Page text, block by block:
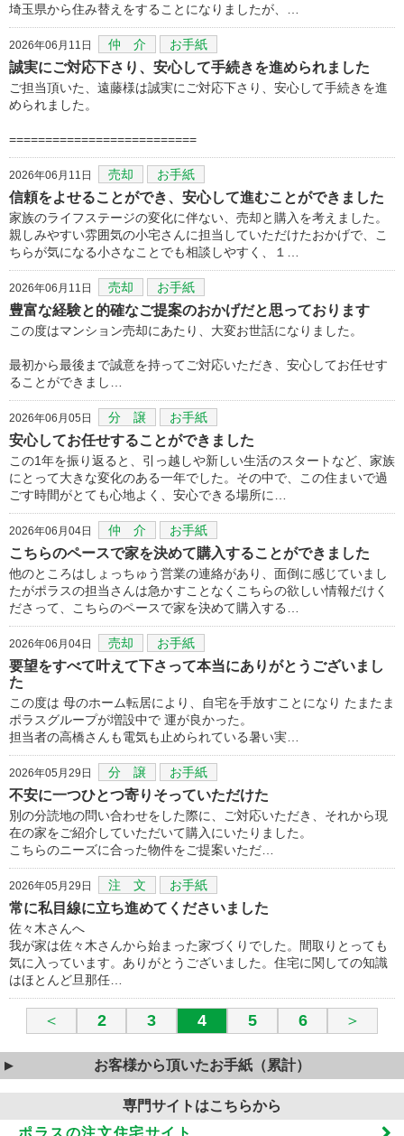
埼玉県から住み替えをすることになりましたが、…
2026年06月11日 仲 介 お手紙
誠実にご対応下さり、安心して手続きを進められました
ご担当頂いた、遠藤様は誠実にご対応下さり、安心して手続きを進
められました。
==========================
2026年06月11日 売却 お手紙
信頼をよせることができ、安心して進むことができました
家族のライフステージの変化に伴ない、売却と購入を考えました。
親しみやすい雰囲気の小宅さんに担当していただけたおかげで、こ
ちらが気になる小さなことでも相談しやすく、１…
2026年06月11日 売却 お手紙
豊富な経験と的確なご提案のおかげだと思っております
この度はマンション売却にあたり、大変お世話になりました。
最初から最後まで誠意を持ってご対応いただき、安心してお任せす
ることができまし…
2026年06月05日 分 譲 お手紙
安心してお任せすることができました
この1年を振り返ると、引っ越しや新しい生活のスタートなど、家族
にとって大きな変化のある一年でした。その中で、この住まいで過
ごす時間がとても心地よく、安心できる場所に…
2026年06月04日 仲 介 お手紙
こちらのペースで家を決めて購入することができました
他のところはしょっちゅう営業の連絡があり、面倒に感じていまし
たがポラスの担当さんは急かすことなくこちらの欲しい情報だけく
ださって、こちらのペースで家を決めて購入する…
2026年06月04日 売却 お手紙
要望をすべて叶えて下さって本当にありがとうございまし
た
この度は 母のホーム転居により、自宅を手放すことになり たまたま
ポラスグループが増設中で 運が良かった。
担当者の高橋さんも電気も止められている暑い実…
2026年05月29日 分 譲 お手紙
不安に一つひとつ寄りそっていただけた
別の分読地の問い合わせをした際に、ご対応いただき、それから現
在の家をご紹介していただいて購入にいたりました。
こちらのニーズに合った物件をご提案いただ…
2026年05月29日 注 文 お手紙
常に私目線に立ち進めてくださいました
佐々木さんへ
我が家は佐々木さんから始まった家づくりでした。間取りとっても
気に入っています。ありがとうございました。住宅に関しての知識
はほとんど旦那任…
＜ 2 3 4 5 6 ＞
お客様から頂いたお手紙（累計）
専門サイトはこちらから
ポラスの注文住宅サイト